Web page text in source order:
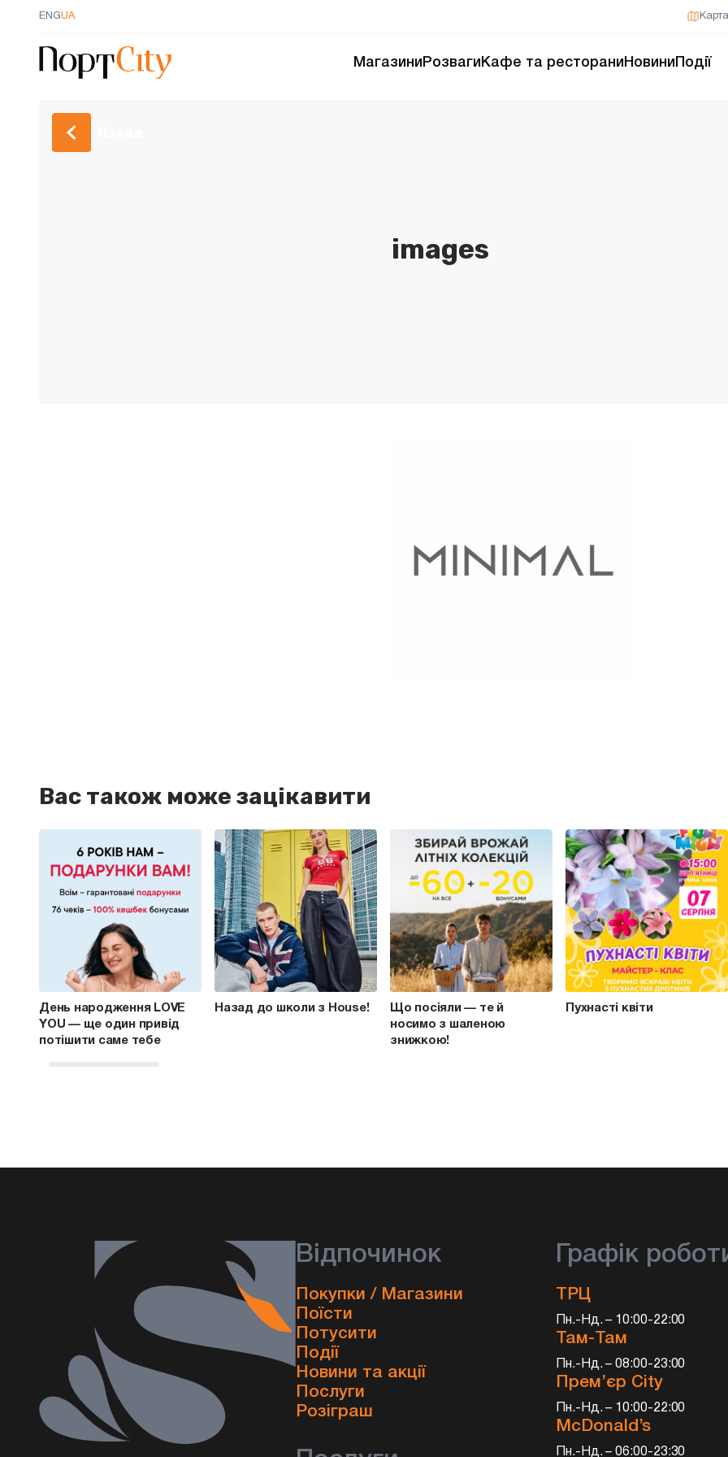
ENGUA
Магазини Розваги Кафе та ресторани Новини Події
images
Вас також може зацікавити
День народження LOVE
YOU — ще один привід
потішити саме тебе
Назад до школи з House!
Що посіяли — те й
носимо з шаленою
знижкою!
Пухнасті квіти
Відпочинок
Покупки / Магазини
Поїсти
Потусити
Події
Новини та акції
Послуги
Розіграш
Графік
ТРЦ
Пн.-Нд. – 10:00-22:00
Там-Там
Пн.-Нд. – 08:00-23:00
Прем’єр City
Пн.-Нд. – 10:00-22:00
McDonald’s
Пн.-Нд. – 06:00-23:30